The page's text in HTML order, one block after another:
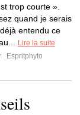
trop courte ».
quand je serais
entendu ce
Lire la suite
Espritphyto